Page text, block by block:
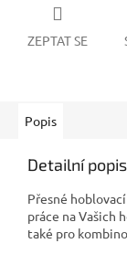
ZEPTAT SE
Popis
Detailní
Přesné
práce na Vašich
také pro